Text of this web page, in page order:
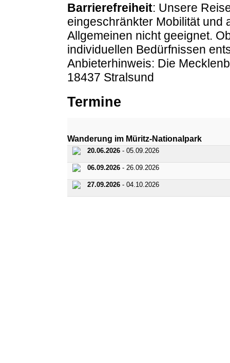
Barrierefreiheit: Unsere
eingeschränkter Mobilität und
Allgemeinen nicht geeignet.
individuellen Bedürfnissen
Anbieterhinweis: Die
18437 Stralsund
Termine
Wanderung im Müritz-Nationalpark
20.06.2026- 05.09.2026
06.09.2026- 26.09.2026
27.09.2026- 04.10.2026